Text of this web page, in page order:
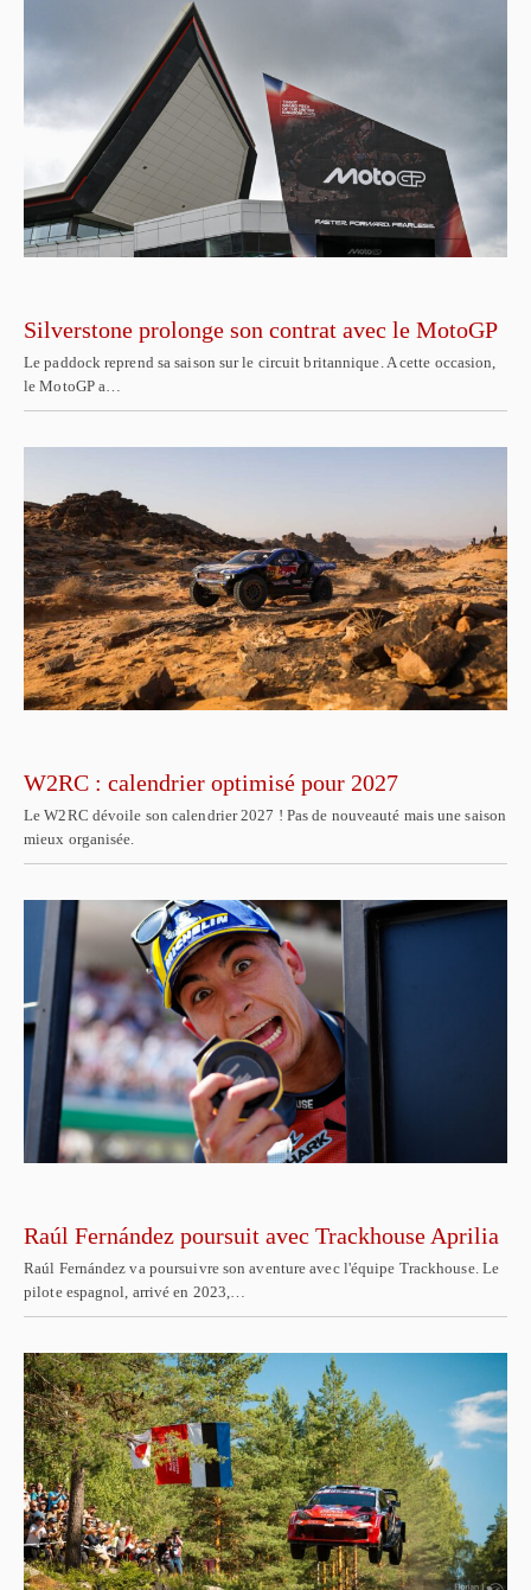
Silverstone prolonge son contrat avec le MotoGP
Le paddock reprend sa saison sur le circuit britannique. A cette occasion,
le MotoGP a…
W2RC : calendrier optimisé pour 2027
Le W2RC dévoile son calendrier 2027 ! Pas de nouveauté mais une saison
mieux organisée.
Raúl Fernández poursuit avec Trackhouse Aprilia
Raúl Fernández va poursuivre son aventure avec l'équipe Trackhouse. Le
pilote espagnol, arrivé en 2023,…